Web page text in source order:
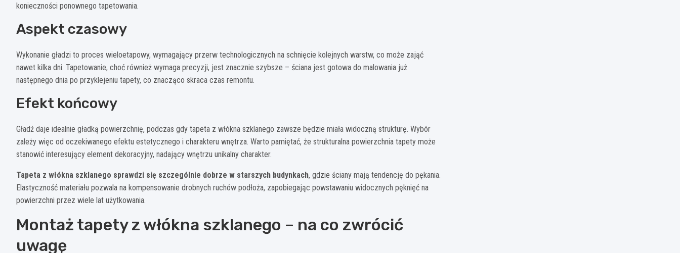
konieczności ponownego tapetowania.
Aspekt czasowy
Wykonanie gładzi to proces wieloetapowy, wymagający przerw technologicznych na schnięcie kolejnych warstw, co może zająć
nawet kilka dni. Tapetowanie, choć również wymaga precyzji, jest znacznie szybsze – ściana jest gotowa do malowania już
następnego dnia po przyklejeniu tapety, co znacząco skraca czas remontu.
Efekt końcowy
Gładź daje idealnie gładką powierzchnię, podczas gdy tapeta z włókna szklanego zawsze będzie miała widoczną strukturę. Wybór
zależy więc od oczekiwanego efektu estetycznego i charakteru wnętrza. Warto pamiętać, że strukturalna powierzchnia tapety może
stanowić interesujący element dekoracyjny, nadający wnętrzu unikalny charakter.
Tapeta z włókna szklanego sprawdzi się szczególnie dobrze w starszych budynkach, gdzie ściany mają tendencję do pękania.
Elastyczność materiału pozwala na kompensowanie drobnych ruchów podłoża, zapobiegając powstawaniu widocznych pęknięć na
powierzchni przez wiele lat użytkowania.
Montaż tapety z włókna szklanego – na co zwrócić
uwagę